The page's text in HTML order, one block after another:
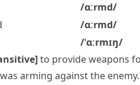
/ɑːrmd/
/ɑːrmd/
/ˈɑːrmɪŋ/
to provide weapons
arming against the enemy.